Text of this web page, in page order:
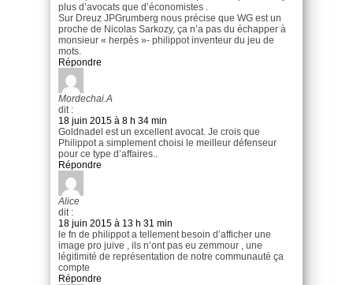
plus d’avocats que d’économistes .
Sur Dreuz JPGrumberg nous précise que WG est un
proche de Nicolas Sarkozy, ça n’a pas du échapper à
monsieur « herpès »- philippot inventeur du jeu de
mots.
Répondre
Mordechai.A
dit :
18 juin 2015 à 8 h 34 min
Goldnadel est un excellent avocat. Je crois que
Philippot a simplement choisi le meilleur défenseur
pour ce type d’affaires..
Répondre
Alice
dit :
18 juin 2015 à 13 h 31 min
le fn de philippot a tellement besoin d’afficher une
image pro juive , ils n’ont pas eu zemmour , une
légitimité de représentation de notre communauté ça
compte
Répondre